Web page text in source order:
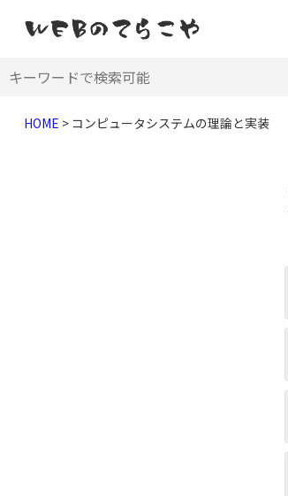
HOME > コンピュータシステムの理論と実装